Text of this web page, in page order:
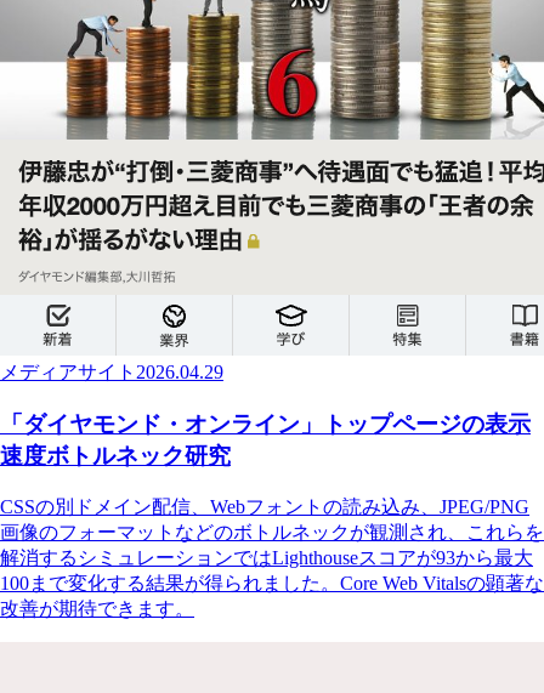
メディアサイト 2026.04.29
「ダイヤモンド・オンライン」トップページの表示
速度ボトルネック研究
CSSの別ドメイン配信、Webフォントの読み込み、JPEG/PNG
画像のフォーマットなどのボトルネックが観測され、これらを
解消するシミュレーションではLighthouseスコアが93から最大
100まで変化する結果が得られました。Core Web Vitalsの顕著な
改善が期待できます。